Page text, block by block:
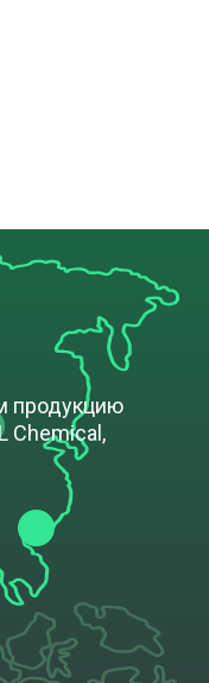
продукцию
Chemical,